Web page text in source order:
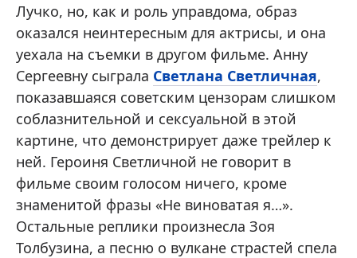
Лучко, но, как и роль управдома, образ
оказался неинтересным для актрисы, и она
уехала на съемки в другом фильме. Анну
Сергеевну сыграла Светлана Светличная,
показавшаяся советским цензорам слишком
соблазнительной и сексуальной в этой
картине, что демонстрирует даже трейлер к
ней. Героиня Светличной не говорит в
фильме своим голосом ничего, кроме
знаменитой фразы «Не виноватая я…».
Остальные реплики произнесла Зоя
Толбузина, а песню о вулкане страстей спела